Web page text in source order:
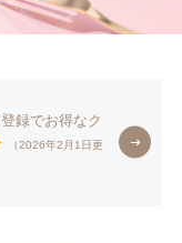
録でお得なク
（2026年2月1日更